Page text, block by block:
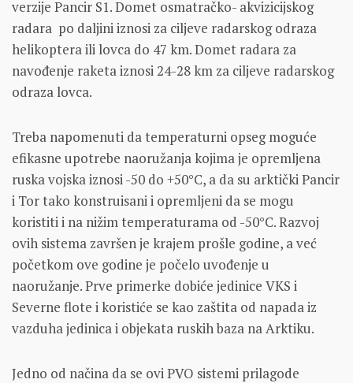
verzije Pancir S1. Domet osmatračko- akvizicijskog
radara po daljini iznosi za ciljeve radarskog odraza
helikoptera ili lovca do 47 km. Domet radara za
navođenje raketa iznosi 24-28 km za ciljeve radarskog
odraza lovca.
Treba napomenuti da temperaturni opseg moguće
efikasne upotrebe naoružanja kojima je opremljena
ruska vojska iznosi -50 do +50°C, a da su arktički Pancir
i Tor tako konstruisani i opremljeni da se mogu
koristiti i na nižim temperaturama od -50°C. Razvoj
ovih sistema završen je krajem prošle godine, a već
početkom ove godine je počelo uvođenje u
naoružanje. Prve primerke dobiće jedinice VKS i
Severne flote i koristiće se kao zaštita od napada iz
vazduha jedinica i objekata ruskih baza na Arktiku.
Jedno od načina da se ovi PVO sistemi prilagode